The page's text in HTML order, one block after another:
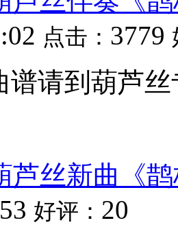
点击： 3779
谱请到葫芦
芦丝新曲《
好评： 20